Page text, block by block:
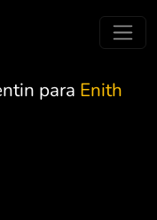
para Enith